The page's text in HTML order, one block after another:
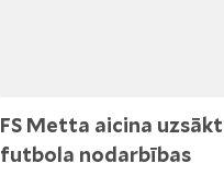
FS Metta aicina uzsākt
futbola nodarbības